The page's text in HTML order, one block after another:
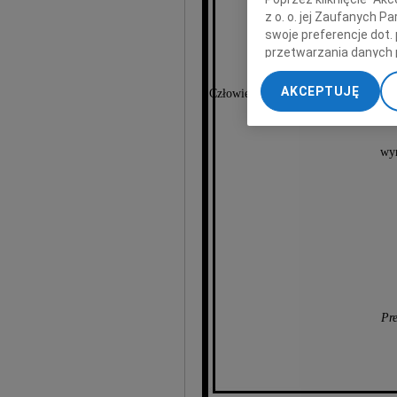
Zastępcy
Planowania
Człowieka, który odegrał niezwykle
z o. o. jej Zaufanych
swoje preferencje dot.
przetwarzania danych
„Ustawienia
My, nasi Zaufani
dokładnych danych
Przechowywanie
treści, badnie
AKCEPTUJĘ